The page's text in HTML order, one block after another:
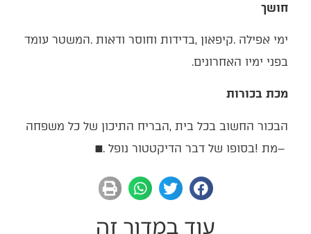
חושך
ימי‭ ‬אפילה‭. ‬קיפאון‭, ‬בדידות‭ ‬וחוסר‭ ‬ודאות‭. ‬המשטר‭ ‬עומד‭
‬בפני‭ ‬ימיו‭ ‬האחרונים‭.‬
מכת בכורות
– ‬מת‭! ‬בסופו‭ ‬של‭ ‬דבר‭ ‬הדיקטטור‭ ‬נופל‭. ‬
■
עוד במדור זה